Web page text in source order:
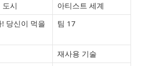
시
아티스트 세계
당신이 먹을
팀 17
재사용 기술